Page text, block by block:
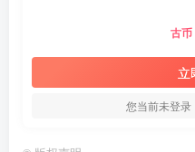
古币
立
您当前未登